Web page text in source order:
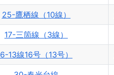
25-鷹栖線（10線）
17-三箇線（3線）
6-13線16号（13号）